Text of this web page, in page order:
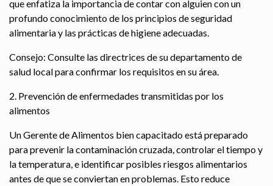
que enfatiza la importancia de contar con alguien con un
profundo conocimiento de los principios de seguridad
alimentaria y las prácticas de higiene adecuadas.
Consejo: Consulte las directrices de su departamento de
salud local para confirmar los requisitos en su área.
2. Prevención de enfermedades transmitidas por los
alimentos
Un Gerente de Alimentos bien capacitado está preparado
para prevenir la contaminación cruzada, controlar el tiempo y
la temperatura, e identificar posibles riesgos alimentarios
antes de que se conviertan en problemas. Esto reduce